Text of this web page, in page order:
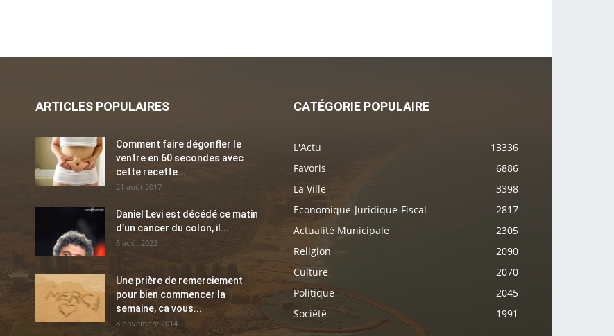
ARTICLES POPULAIRES
Comment faire dégonfler le
ventre en 60 secondes avec
cette recette...
21 août 2017
Daniel Levi est décédé ce matin
d’un cancer du colon, il...
6 août 2022
Une prière de remerciement
pour bien commencer la
semaine, ca vous...
8 novembre 2014
CATÉGORIE POPULAIRE
L'Actu
13336
Favoris
6886
La Ville
3398
Economique-Juridique-Fiscal
2817
Actualité Municipale
2305
Religion
2090
Culture
2070
Politique
2045
Société
1991